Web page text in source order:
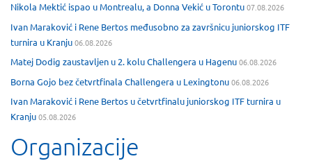
Nikola Mektić ispao u Montrealu, a Donna Vekić u Torontu07.08.2026
Ivan Maraković i Rene Bertos međusobno za završnicu juniorskog ITF
turnira u Kranju06.08.2026
Matej Dodig zaustavljen u 2. kolu Challengera u Hagenu06.08.2026
Borna Gojo bez četvrtfinala Challengera u Lexingtonu06.08.2026
Ivan Maraković i Rene Bertos u četvrtfinalu juniorskog ITF turnira u
Kranju05.08.2026
Organizacije